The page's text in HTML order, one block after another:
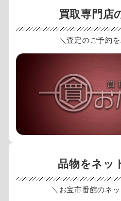
買取専門店
＼査定のご予約
品物をネッ
＼お宝市番館のネ